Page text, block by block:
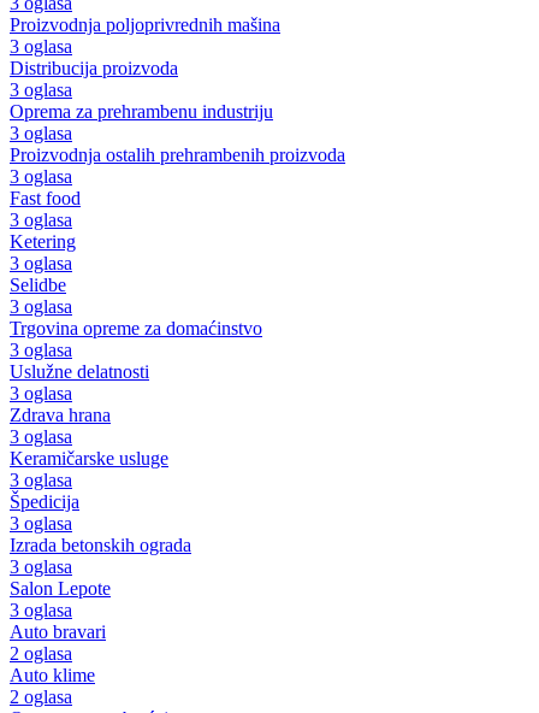
Proizvodnja poljoprivrednih mašina
3 oglasa
Distribucija proizvoda
3 oglasa
Oprema za prehrambenu industriju
3 oglasa
Proizvodnja ostalih prehrambenih proizvoda
3 oglasa
Fast food
3 oglasa
Ketering
3 oglasa
Selidbe
3 oglasa
Trgovina opreme za domaćinstvo
3 oglasa
Uslužne delatnosti
3 oglasa
Zdrava hrana
3 oglasa
Keramičarske usluge
3 oglasa
Špedicija
3 oglasa
Izrada betonskih ograda
3 oglasa
Salon Lepote
3 oglasa
Auto bravari
2 oglasa
Auto klime
2 oglasa